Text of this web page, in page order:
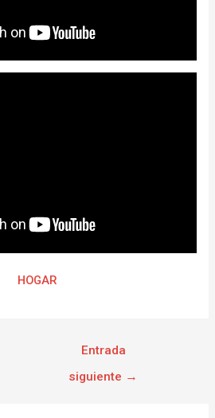
HOGAR
Entrada
siguiente →